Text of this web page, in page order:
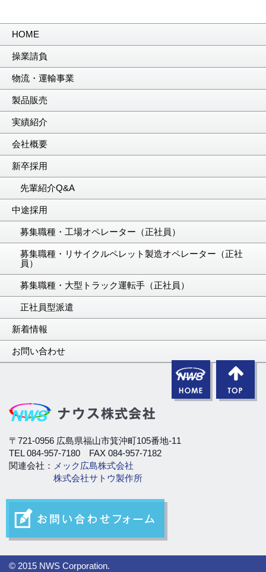
HOME
操業請負
物流・運輸事業
製品販売
実績紹介
会社概要
新卒採用
先輩紹介Q&A
中途採用
募集職種・工場オペレーター（正社員）
募集職種・リサイクルペレット製造オペレーター（正社
員）
募集職種・大型トラック運転手（正社員）
正社員型派遣
新着情報
お問い合わせ
〒721-0956 広島県福山市箕沖町105番地-11
TEL 084-957-7180 FAX 084-957-7182
関連会社： メック広島株式会社
株式会社サトウ製作所
© 2015 NWS Corporation.